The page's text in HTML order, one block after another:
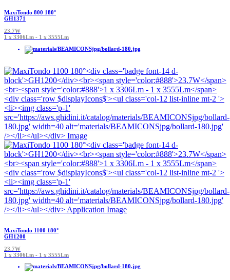
MaxiTondo 800 180°
GH1371
23.7W
1 x 3306Lm - 1 x 3555Lm
MaxiTondo 1100 180°
GH1200
23.7W
1 x 3306Lm - 1 x 3555Lm